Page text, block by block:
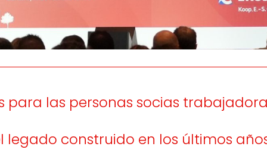
las personas socias
construido en los últimos